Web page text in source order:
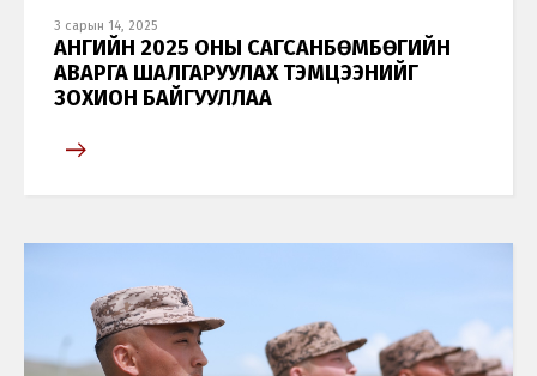
3 сарын 14, 2025
АНГИЙН 2025 ОНЫ САГСАНБӨМБӨГИЙН
АВАРГА ШАЛГАРУУЛАХ ТЭМЦЭЭНИЙГ
ЗОХИОН БАЙГУУЛЛАА